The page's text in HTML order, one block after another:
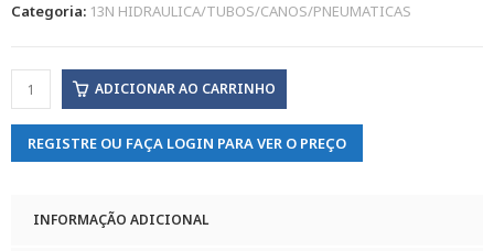
Categoria: 13N HIDRAULICA/TUBOS/CANOS/PNEUMATICAS
ADICIONAR AO CARRINHO
REGISTRE OU FAÇA LOGIN PARA VER O PREÇO
INFORMAÇÃO ADICIONAL